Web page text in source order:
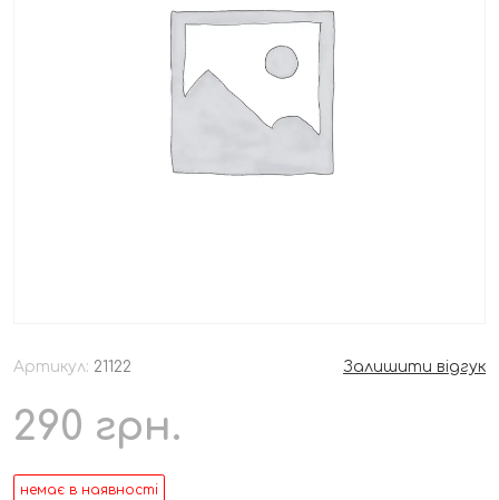
Артикул: 21122 Залишити відгук
290 грн.
немає в наявності